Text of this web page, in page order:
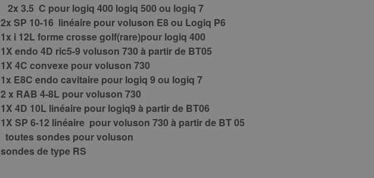
2x 3.5 C pour logiq 400 logiq 500 ou logiq 7
2x SP 10-16 linéaire pour voluson E8 ou Logiq P6
1x i 12L forme crosse golf(rare)pour logiq 400
1X endo 4D ric5-9 voluson 730 à partir de BT05
1X 4C convexe pour voluson 730
1x E8C endo cavitaire pour logiq 9 ou logiq 7
2 x RAB 4-8L pour voluson 730
1X 4D 10L linéaire pour logiq9 à partir de BT06
1X SP 6-12 linéaire pour voluson 730 à partir de BT 05
toutes sondes pour voluson
sondes de type RS